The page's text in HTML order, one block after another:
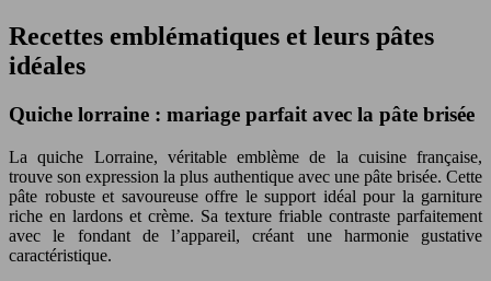
Recettes emblématiques et leurs pâtes
idéales
Quiche lorraine : mariage parfait avec la pâte brisée
La quiche Lorraine, véritable emblème de la cuisine française,
trouve son expression la plus authentique avec une pâte brisée. Cette
pâte robuste et savoureuse offre le support idéal pour la garniture
riche en lardons et crème. Sa texture friable contraste parfaitement
avec le fondant de l’appareil, créant une harmonie gustative
caractéristique.